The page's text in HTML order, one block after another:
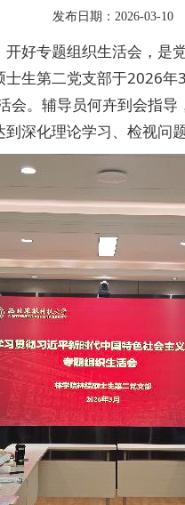
发布日期：2026-03-10
好专题组织生活会，是
生第二党支部于2026
会。辅导员何卉到会指
深化理论学习、检视问